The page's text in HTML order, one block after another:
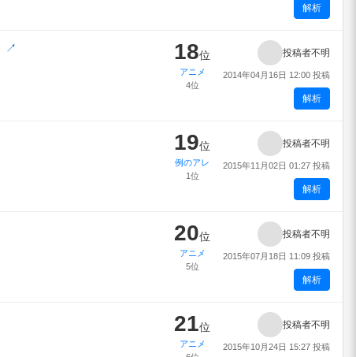
解析
↗ 18位
アニメ
4位
投稿者不明
2014年04月16日 12:00 投稿
解析
19位
例のアレ
1位
投稿者不明
2015年11月02日 01:27 投稿
解析
20位
アニメ
5位
投稿者不明
2015年07月18日 11:09 投稿
解析
21位
アニメ
投稿者不明
2015年10月24日 15:27 投稿